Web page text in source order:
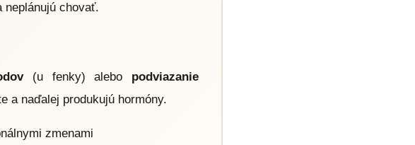
chovať.
(u fenky) alebo podviazanie
a naďalej produkujú hormóny.
zmenami